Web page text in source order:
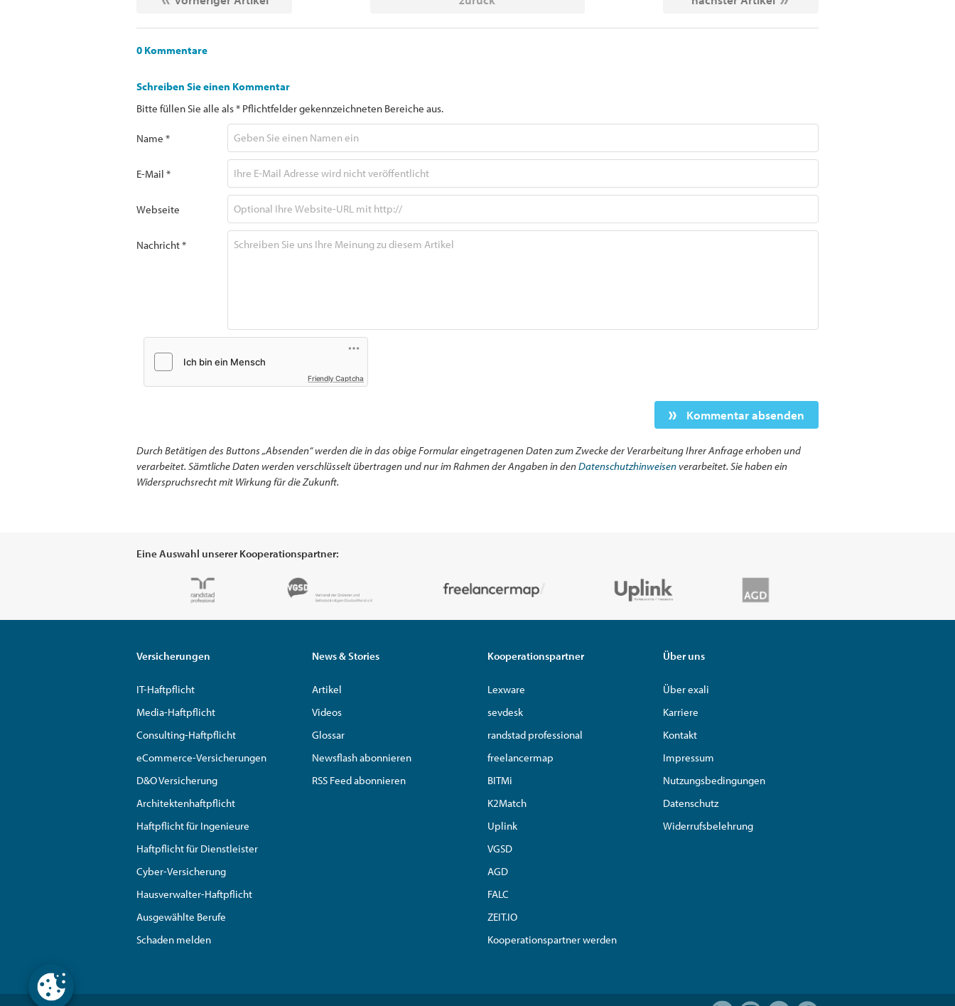
0 Kommentare
Schreiben Sie einen Kommentar
Bitte füllen Sie alle als * Pflichtfelder gekennzeichneten Bereiche aus.
Name *
E-Mail *
Webseite
Nachricht *
Friendly Captcha
Kommentar absenden
Durch Betätigen des Buttons „Absenden“ werden die in das obige Formular eingetragenen Daten zum Zwecke der Verarbeitung Ihrer Anfrage erhoben und
verarbeitet. Sämtliche Daten werden verschlüsselt übertragen und nur im Rahmen der Angaben in denDatenschutzhinweisenverarbeitet. Sie haben ein
Widerspruchsrecht mit Wirkung für die Zukunft.
Eine Auswahl unserer Kooperationspartner:
Versicherungen
IT-Haftpflicht
Media-Haftpflicht
Consulting-Haftpflicht
eCommerce-Versicherungen
D&O Versicherung
Architektenhaftpflicht
Haftpflicht für Ingenieure
Haftpflicht für Dienstleister
Cyber-Versicherung
Hausverwalter-Haftpflicht
Ausgewählte Berufe
Schaden melden
News & Stories
Artikel
Videos
Glossar
Newsflash abonnieren
RSS Feed abonnieren
Kooperationspartner
Lexware
sevdesk
randstad professional
freelancermap
BITMi
K2Match
Uplink
VGSD
AGD
FALC
ZEIT.IO
Kooperationspartner werden
Über uns
Über exali
Karriere
Kontakt
Impressum
Nutzungsbedingungen
Datenschutz
Widerrufsbelehrung